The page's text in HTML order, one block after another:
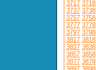
3717 3718
3737 3738
3757 3758
3777 3778
3797 3798
3817 3818
3837 3838
3857 3858
3877 3878